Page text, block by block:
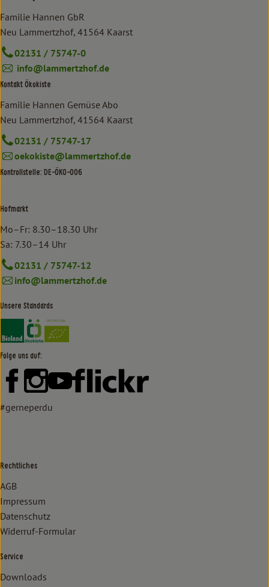
Familie Hannen GbR
Neu Lammertzhof, 41564 Kaarst
02131 / 75747-0
info@lammertzhof.de
Kontakt Ökokiste
Familie Hannen Gemüse Abo
Neu Lammertzhof, 41564 Kaarst
02131 / 75747-17
oekokiste@lammertzhof.de
Kontrollstelle: DE-ÖKO-006
Hofmarkt
Mo–Fr: 8.30–18.30 Uhr
Sa: 7.30–14 Uhr
02131 / 75747-12
info@lammertzhof.de
Unsere Standards
Externer Link zu https://www.bioland.de/verbraucher
Externer Link zu https://www.oekokiste.de/
Folge uns auf:
Externer Link zu https://www.facebook.com/lammertzhof/
Externer Link zu https://www.instagram.com/
Externer Link zu https://www.youtube.com/
Externer Link zu https://
#gerneperdu
Rechtliches
AGB
Impressum
Datenschutz
Widerruf-Formular
Service
Downloads